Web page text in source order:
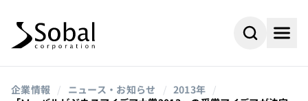
企業情報 / ニュース・お知らせ / 2013年 /